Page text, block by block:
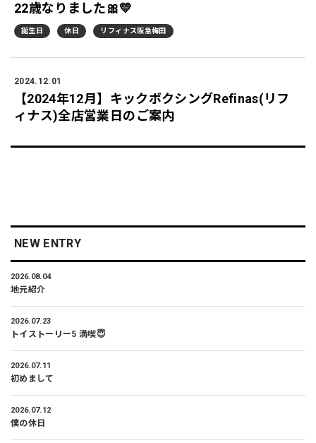
22歳なりました🎀💛
誕生日 休日 リフィナス阪急梅田
2024.12.01
【2024年12月】キックボクシングRefinas(リフ
ィナス)全店営業日のご案内
NEW ENTRY
2026.08.04
地元紹介
2026.07.23
トイストーリー5 満喫😇
2026.07.11
初めまして
2026.07.12
僕の休日